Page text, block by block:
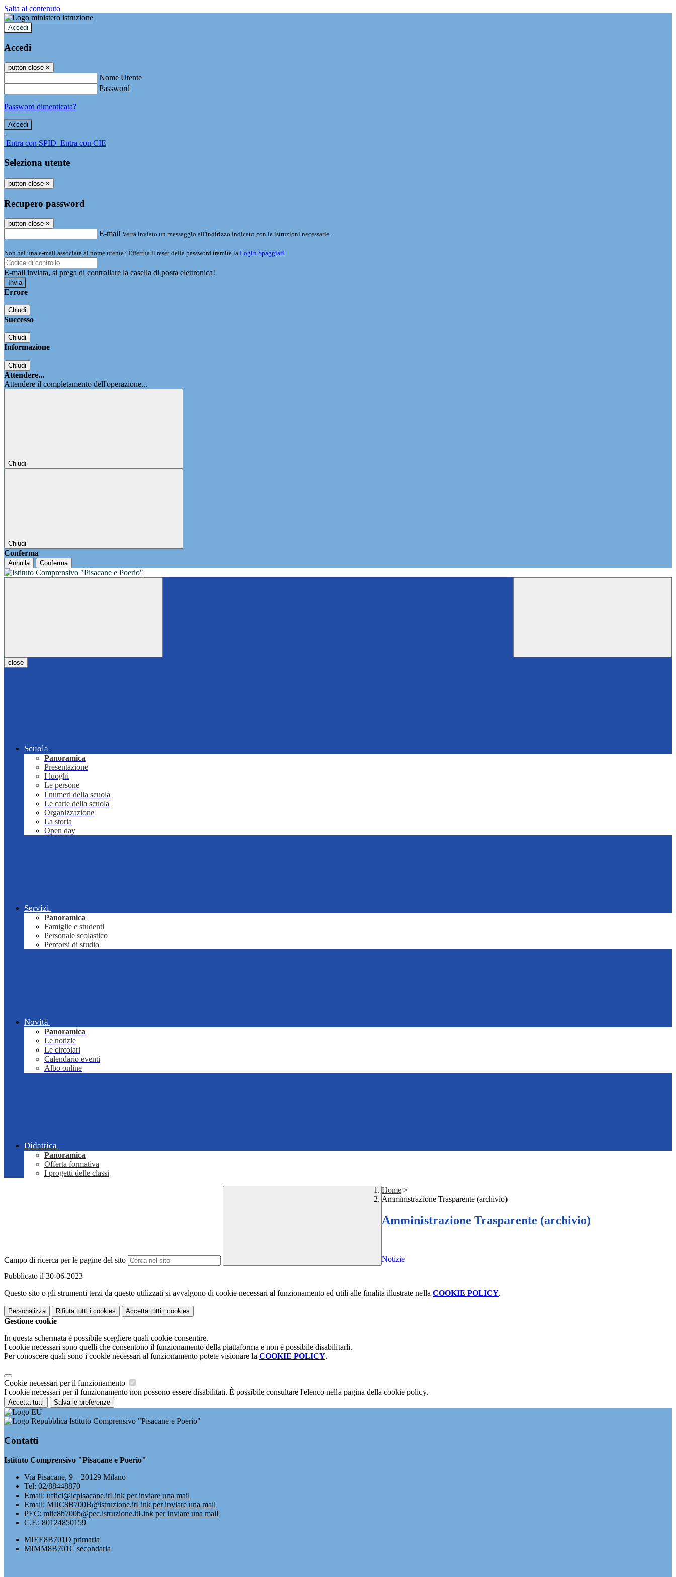
Salta al contenuto
Accedi
Accedi
button close ×
Nome Utente
Password
Password dimenticata?
-
Entra con SPID Entra con CIE
Seleziona utente
button close ×
Recupero password
button close ×
E-mail Verrà inviato un messaggio all'indirizzo indicato con le istruzioni necessarie.
Non hai una e-mail associata al nome utente? Effettua il reset della password tramite la Login Spaggiari
E-mail inviata, si prega di controllare la casella di posta elettronica!
Errore
Chiudi
Successo
Chiudi
Informazione
Chiudi
Attendere...
Attendere il completamento dell'operazione...
Chiudi
Chiudi
Conferma
Annulla Conferma
close
Scuola
Panoramica
Presentazione
I luoghi
Le persone
I numeri della scuola
Le carte della scuola
Organizzazione
La storia
Open day
Servizi
Panoramica
Famiglie e studenti
Personale scolastico
Percorsi di studio
Novità
Panoramica
Le notizie
Le circolari
Calendario eventi
Albo online
Didattica
Panoramica
Offerta formativa
I progetti delle classi
Campo di ricerca per le pagine del sito
Home >
Amministrazione Trasparente (archivio)
Amministrazione Trasparente (archivio)
Notizie
Pubblicato il 30-06-2023
Questo sito o gli strumenti terzi da questo utilizzati si avvalgono di cookie necessari al funzionamento ed utili alle finalità illustrate nella COOKIE POLICY.
Personalizza Rifiuta tutti i cookies Accetta tutti i cookies
Gestione cookie
In questa schermata è possibile scegliere quali cookie consentire.
I cookie necessari sono quelli che consentono il funzionamento della piattaforma e non è possibile disabilitarli.
Per conoscere quali sono i cookie necessari al funzionamento potete visionare la COOKIE POLICY.
Cookie necessari per il funzionamento
I cookie necessari per il funzionamento non possono essere disabilitati. È possibile consultare l'elenco nella pagina della cookie policy.
Accetta tutti Salva le preferenze
Istituto Comprensivo "Pisacane e Poerio"
Contatti
Istituto Comprensivo "Pisacane e Poerio"
Via Pisacane, 9 – 20129 Milano
Tel: 02/88448870
Email: uffici@icpisacane.itLink per inviare una mail
Email: MIIC8B700B@istruzione.itLink per inviare una mail
PEC: miic8b700b@pec.istruzione.itLink per inviare una mail
C.F.: 80124850159
MIEE8B701D primaria
MIMM8B701C secondaria